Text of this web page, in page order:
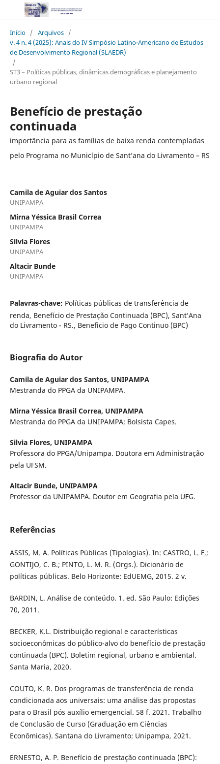
Início / Arquivos /
v. 4 n. 4 (2025): Anais do IV Simpósio Latino-Americano de Estudos
de Desenvolvimento Regional (SLAEDR)
/
ST3 – Políticas públicas, dinâmicas demográficas e planejamento
urbano regional
Benefício de prestação
continuada
importância para as famílias de baixa renda contempladas
pelo Programa no Município de Sant’ana do Livramento – RS
Camila de Aguiar dos Santos
UNIPAMPA
Mirna Yéssica Brasil Correa
UNIPAMPA
Silvia Flores
UNIPAMPA
Altacir Bunde
UNIPAMPA
Palavras-chave: Políticas públicas de transferência de
renda, Benefício de Prestação Continuada (BPC), Sant’Ana
do Livramento - RS., Beneficio de Pago Continuo (BPC)
Biografia do Autor
Camila de Aguiar dos Santos, UNIPAMPA
Mestranda do PPGA da UNIPAMPA.
Mirna Yéssica Brasil Correa, UNIPAMPA
Mestranda do PPGA da UNIPAMPA; Bolsista Capes.
Silvia Flores, UNIPAMPA
Professora do PPGA/Unipampa. Doutora em Administração
pela UFSM.
Altacir Bunde, UNIPAMPA
Professor da UNIPAMPA. Doutor em Geografia pela UFG.
Referências
ASSIS, M. A. Políticas Públicas (Tipologias). In: CASTRO, L. F.;
GONTIJO, C. B.; PINTO, L. M. R. (Orgs.). Dicionário de
políticas públicas. Belo Horizonte: EdUEMG, 2015. 2 v.
BARDIN, L. Análise de conteúdo. 1. ed. São Paulo: Edições
70, 2011.
BECKER, K.L. Distribuição regional e características
socioeconômicas do público-alvo do benefício de prestação
continuada (BPC). Boletim regional, urbano e ambiental.
Santa Maria, 2020.
COUTO, K. R. Dos programas de transferência de renda
condicionada aos universais: uma análise das propostas
para o Brasil pós auxílio emergencial. 58 f. 2021. Trabalho
de Conclusão de Curso (Graduação em Ciências
Econômicas). Santana do Livramento: Unipampa, 2021.
ERNESTO, A. P. Benefício de prestação continuada (BPC):